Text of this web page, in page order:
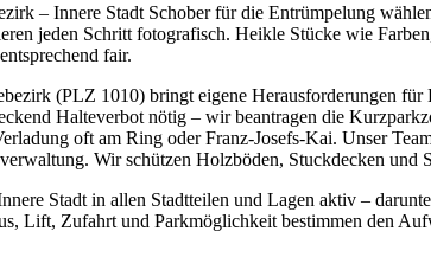
– Innere Stadt Schober für die Entrümpelung
jeden Schritt fotografisch. Heikle Stücke wie
fair.
(PLZ 1010) bringt eigene Herausforderungen
Halteverbot nötig – wir beantragen die
oft am Ring oder Franz-Josefs-Kai. Unser
Wir schützen Holzböden, Stuckdecken und
Stadt in allen Stadtteilen und Lagen aktiv –
Lift, Zufahrt und Parkmöglichkeit bestimmen den